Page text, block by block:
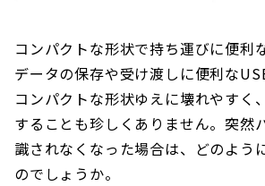
コンパクトな形状で持ち運びに便利
データの保存や受け渡しに便利な
コンパクトな形状ゆえに壊れやすく
することも珍しくありません。突然
識されなくなった場合は、どのよう
のでしょうか。